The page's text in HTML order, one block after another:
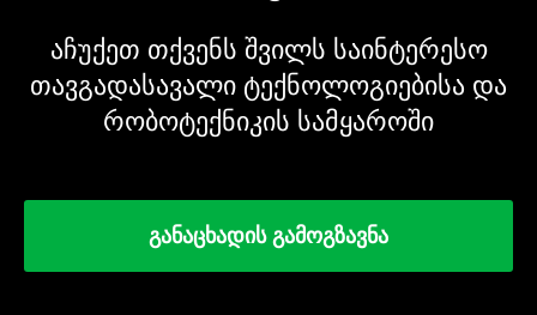
აჩუქეთ თქვენს შვილს საინტერესო
თავგადასავალი ტექნოლოგიებისა და
რობოტექნიკის სამყაროში
განაცხადის გამოგზავნა